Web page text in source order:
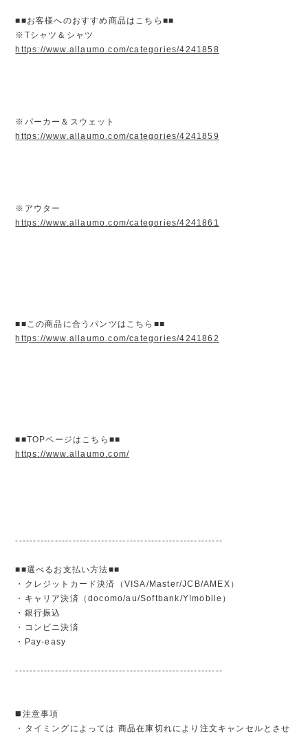
■■お客様へのおすすめ商品はこちら■■
※Tシャツ＆シャツ
https://www.allaumo.com/categories/4241858
※パーカー＆スウェット
https://www.allaumo.com/categories/4241859
※アウター
https://www.allaumo.com/categories/4241861
■■この商品に合うパンツはこちら■■
https://www.allaumo.com/categories/4241862
■■TOPページはこちら■■
https://www.allaumo.com/
----------------------------------------------------------
■■選べるお支払い方法■■
・クレジットカード決済（VISA/Master/JCB/AMEX）
・キャリア決済（docomo/au/Softbank/Y!mobile）
・銀行振込
・コンビニ決済
・Pay-easy
----------------------------------------------------------
◼️注意事項
・タイミングによっては 商品在庫切れにより注文キャンセルとさせ